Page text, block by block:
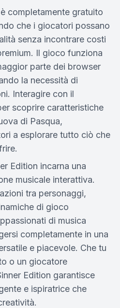
completamente gratuito
che i giocatori possano
senza incontrare costi
Il gioco funziona
parte dei browser
la necessità di
Interagire con il
scoprire caratteristiche
di Pasqua,
a esplorare tutto ciò che
Edition incarna una
musicale interattiva.
tra personaggi,
di gioco
di musica
completamente in una
e piacevole. Che tu
o un giocatore
Edition garantisce
e ispiratrice che